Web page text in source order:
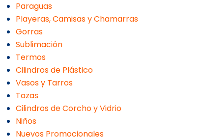
Paraguas
Playeras, Camisas y Chamarras
Gorras
Sublimación
Termos
Cilindros de Plástico
Vasos y Tarros
Tazas
Cilindros de Corcho y Vidrio
Niños
Nuevos Promocionales